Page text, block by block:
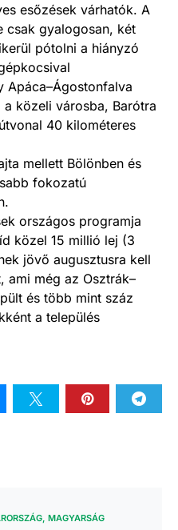
esőzések várhatók. A
csak gyalogosan, két
pótolni a hiányzó
Apáca–Ágostonfalva
közeli városba, Barótra
40 kilométeres
mellett Bölönben és
fokozatú
országos programja
közel 15 millió lej (3
jövő augusztusra kell
ami még az Osztrák–
és több mint száz
a település
MAGYARSÁG